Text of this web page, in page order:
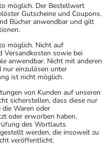
möglich. Der Bestellwert
Gutscheine und Coupons.
Bücher anwendbar und gilt
möglich. Nicht auf
Versandkosten sowie bei
anwendbar. Nicht mit anderen
einzulösen unter
ist nicht möglich.
von Kunden auf unseren
sicherstellen, dass diese nur
Waren oder
oder erworben haben.
des Wortlauts
werden, die insoweit zu
veröffentlicht.